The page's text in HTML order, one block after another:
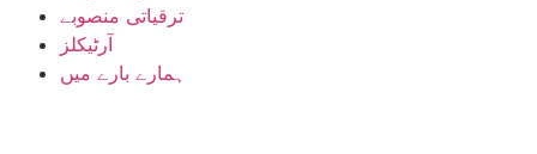
ترقیاتی منصوبے
آرٹیکلز
ہمارے بارے میں